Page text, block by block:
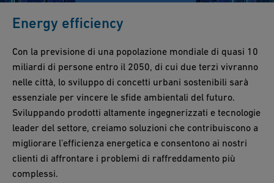
Energy efficiency
Con la previsione di una popolazione mondiale di quasi 10
miliardi di persone entro il 2050, di cui due terzi vivranno
nelle città, lo sviluppo di concetti urbani sostenibili sarà
essenziale per vincere le sfide ambientali del futuro.
Sviluppando prodotti altamente ingegnerizzati e tecnologie
leader del settore, creiamo soluzioni che contribuiscono a
migliorare l’efficienza energetica e consentono ai nostri
clienti di affrontare i problemi di raffreddamento più
complessi.